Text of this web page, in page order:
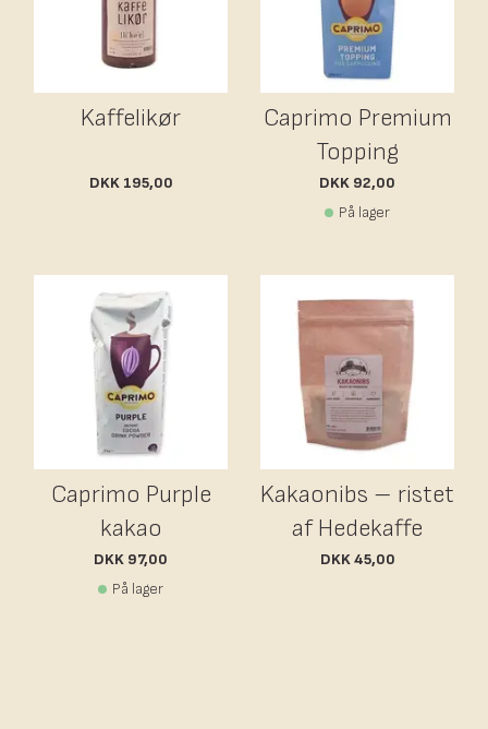
Kaffelikør
DKK 195,00
Caprimo Premium
Topping
DKK 92,00
På lager
Caprimo Purple
kakao
DKK 97,00
På lager
Kakaonibs – ristet
af Hedekaffe
DKK 45,00